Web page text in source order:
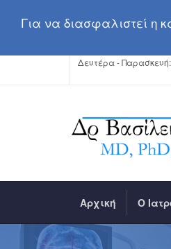
Για να διασφαλιστεί η
Δευτέρα - Παρασκευή:
Αρχική Ο